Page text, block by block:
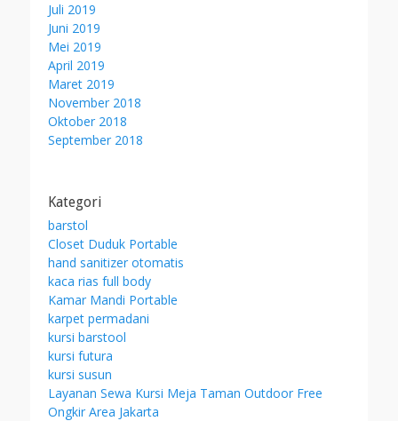
Juli 2019
Juni 2019
Mei 2019
April 2019
Maret 2019
November 2018
Oktober 2018
September 2018
Kategori
barstol
Closet Duduk Portable
hand sanitizer otomatis
kaca rias full body
Kamar Mandi Portable
karpet permadani
kursi barstool
kursi futura
kursi susun
Layanan Sewa Kursi Meja Taman Outdoor Free
Ongkir Area Jakarta